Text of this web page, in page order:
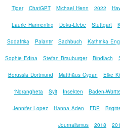
Tiger ChatGPT Michael Henn 2022
Laurie Harmening Doku-Liebe Stuttgart
Südafrika Palantir Sachbuch Kathinka
Sophie Edina Stefan Brauburger Bindlach
Borussia Dortmund Matthäus Cygan Eike
'Ndrangheta Sylt Insekten Baden-
Jennifer Lopez Hanna Aden FDP
Journalismus 2018